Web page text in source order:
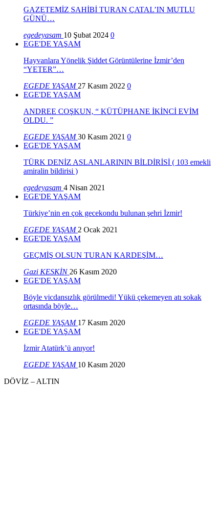
GAZETEMİZ SAHİBİ TURAN ÇATAL’IN MUTLU
GÜNÜ…
egedeyasam 10 Şubat 2024 0
EGE'DE YAŞAM
Hayvanlara Yönelik Şiddet Görüntülerine İzmir’den
“YETER”…
EGEDE YAŞAM 27 Kasım 2022 0
EGE'DE YAŞAM
ANDREE COŞKUN, “ KÜTÜPHANE İKİNCİ EVİM
OLDU. ”
EGEDE YAŞAM30 Kasım 2021 0
EGE'DE YAŞAM
TÜRK DENİZ ASLANLARININ BİLDİRİSİ ( 103 emekli
amiralin bildirisi )
egedeyasam 4 Nisan 2021
EGE'DE YAŞAM
Türkiye’nin en çok gecekondu bulunan şehri İzmir!
EGEDE YAŞAM 2 Ocak 2021
EGE'DE YAŞAM
GEÇMİŞ OLSUN TURAN KARDEŞİM…
Gazi KESKİN 26 Kasım 2020
EGE'DE YAŞAM
Böyle vicdansızlık görülmedi! Yükü çekemeyen atı sokak
ortasında böyle…
EGEDE YAŞAM 17 Kasım 2020
EGE'DE YAŞAM
İzmir Atatürk’ü anıyor!
EGEDE YAŞAM 10 Kasım 2020
DÖVİZ – ALTIN